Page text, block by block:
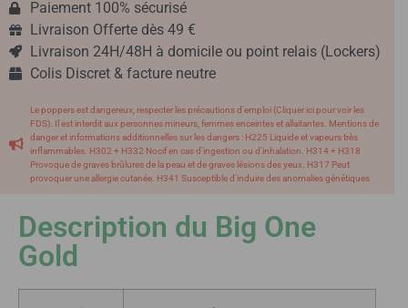
Paiement 100% sécurisé
Livraison Offerte dès 49 €
Livraison 24H/48H à domicile ou point relais (Lockers)
Colis Discret & facture neutre
Le poppers est dangereux, respecter les précautions d'emploi (Cliquer ici pour voir les
FDS). Il est interdit aux personnes mineurs, femmes enceintes et allaitantes. Mentions de
danger et informations additionnelles sur les dangers : H225 Liquide et vapeurs très
inflammables. H302 + H332 Nocif en cas d’ingestion ou d’inhalation. H314 + H318
Provoque de graves brûlures de la peau et de graves lésions des yeux. H317 Peut
provoquer une allergie cutanée. H341 Susceptible d'induire des anomalies génétiques
Description du Big One
Gold